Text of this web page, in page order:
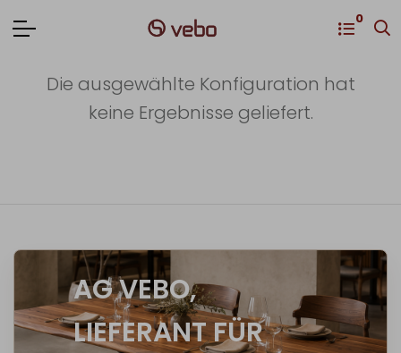
0
Die ausgewählte Konfiguration hat
keine Ergebnisse geliefert.
AG VEBO,
LIEFERANT FÜR